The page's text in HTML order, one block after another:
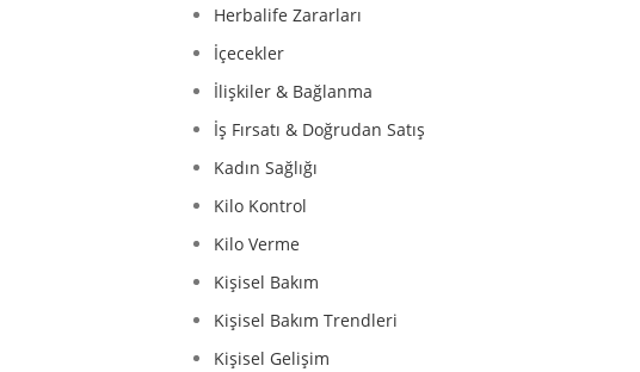
Herbalife Zararları
İçecekler
İlişkiler & Bağlanma
İş Fırsatı & Doğrudan Satış
Kadın Sağlığı
Kilo Kontrol
Kilo Verme
Kişisel Bakım
Kişisel Bakım Trendleri
Kişisel Gelişim